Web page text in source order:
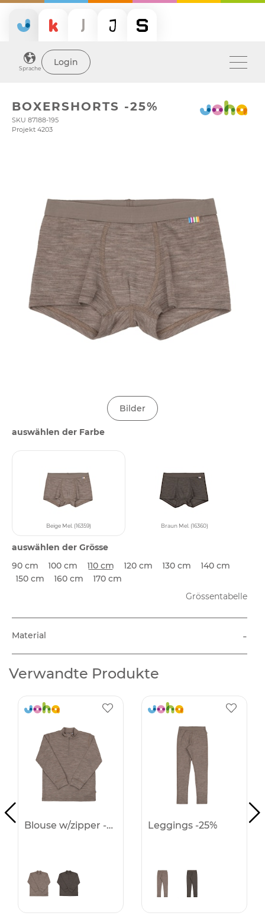
Sprache
Login
BOXERSHORTS -25%
SKU 87188-195
Projekt 4203
Bilder
auswählen der Farbe
Beige Mel. (16359) Braun Mel. (16360)
auswählen der Grösse
90 cm
100 cm 110 cm 120 cm 130 cm
140 cm
150 cm
160 cm
170 cm
Grössentabelle
Material -
Verwandte Produkte
Blouse w/zipper -25% Leggings -25%